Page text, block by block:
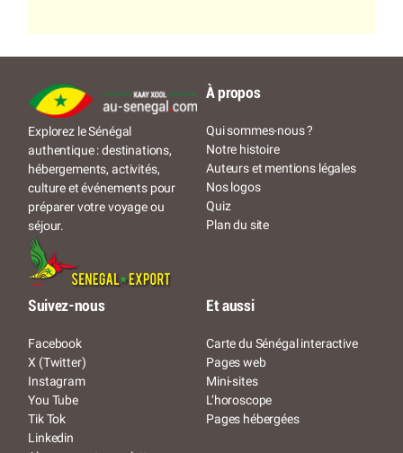
Explorez le Sénégal
authentique : destinations,
hébergements, activités,
culture et événements pour
préparer votre voyage ou
séjour.
À propos
Qui sommes-nous ?
Notre histoire
Auteurs et mentions légales
Nos logos
Quiz
Plan du site
Suivez-nous
Facebook
X (Twitter)
Instagram
You Tube
Tik Tok
Linkedin
Et aussi
Carte du Sénégal interactive
Pages web
Mini-sites
L’horoscope
Pages hébergées